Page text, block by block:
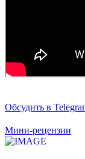
Обсудить в
Мини-рецензии